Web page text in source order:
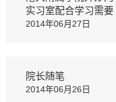
实习室配合学习需要
2014年06月27日
院长随笔
2014年06月26日